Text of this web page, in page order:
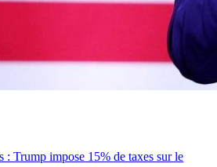
: Trump impose 15% de taxes sur le